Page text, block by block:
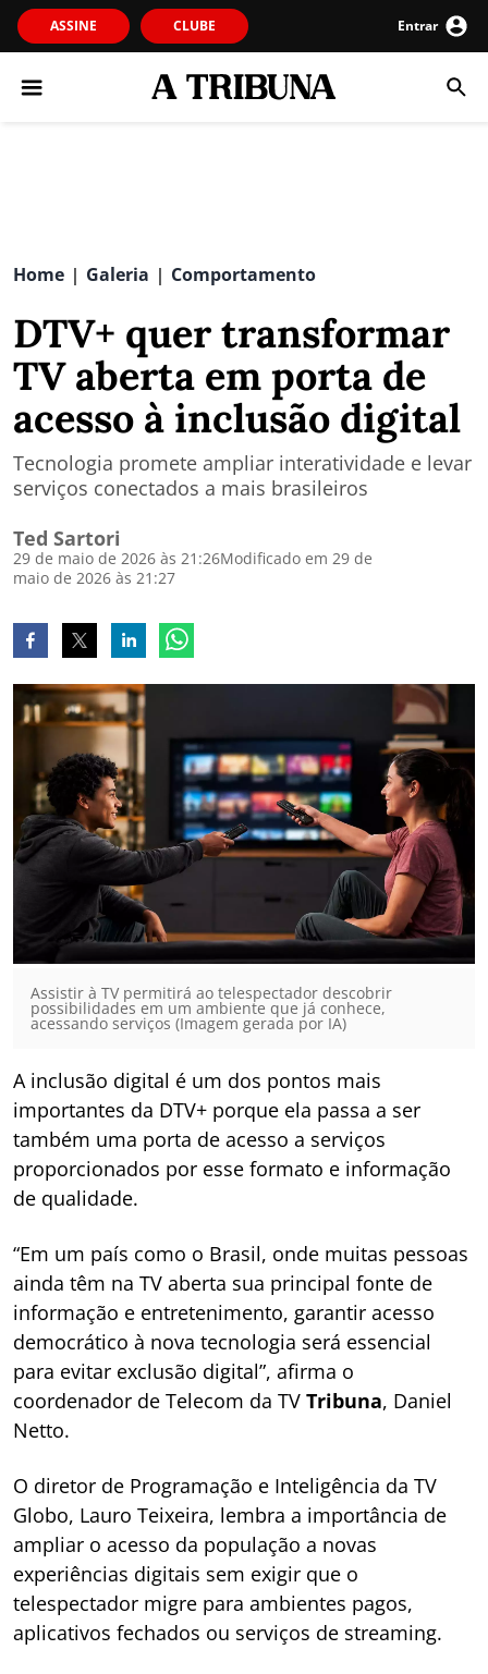
ASSINE CLUBE Entrar
Home | Galeria | Comportamento
DTV+ quer transformar
TV aberta em porta de
acesso à inclusão digital
Tecnologia promete ampliar interatividade e levar
serviços conectados a mais brasileiros
Ted Sartori
29 de maio de 2026 às 21:26Modificado em 29 de
maio de 2026 às 21:27
Assistir à TV permitirá ao telespectador descobrir
possibilidades em um ambiente que já conhece,
acessando serviços (Imagem gerada por IA)
A inclusão digital é um dos pontos mais
importantes da DTV+ porque ela passa a ser
também uma porta de acesso a serviços
proporcionados por esse formato e informação
de qualidade.
“Em um país como o Brasil, onde muitas pessoas
ainda têm na TV aberta sua principal fonte de
informação e entretenimento, garantir acesso
democrático à nova tecnologia será essencial
para evitar exclusão digital”, afirma o
coordenador de Telecom da TV Tribuna, Daniel
Netto.
O diretor de Programação e Inteligência da TV
Globo, Lauro Teixeira, lembra a importância de
ampliar o acesso da população a novas
experiências digitais sem exigir que o
telespectador migre para ambientes pagos,
aplicativos fechados ou serviços de streaming.